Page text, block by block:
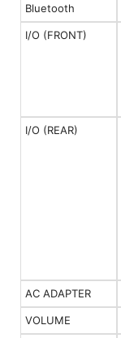
Bluetooth
I/O (FRONT)
I/O (REAR)
AC ADAPTER
VOLUME